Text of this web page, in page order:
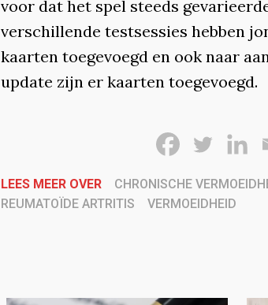
voor dat het spel steeds
verschillende testsessies hebben
kaarten toegevoegd en ook naar
update zijn er kaarten toegevoegd.
LEES MEER OVER CHRONISCHE
REUMATOÏDE ARTRITIS
VERMOEIDHEID